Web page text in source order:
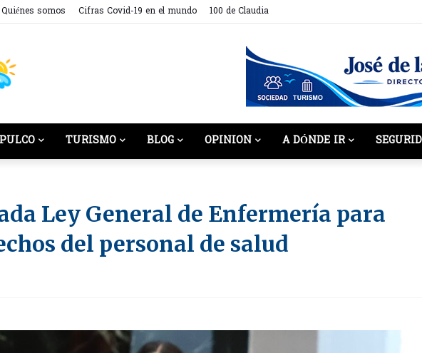
Quiénes somos Cifras Covid-19 en el mundo 100 de Claudia
TURISMO BLOG OPINION A DÓNDE IR
Ley General de Enfermería para
del personal de salud